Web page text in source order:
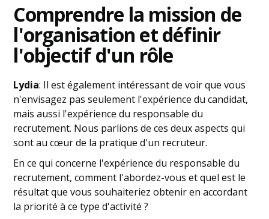
Comprendre la mission de
l'organisation et définir
l'objectif d'un rôle
Lydia: Il est également intéressant de voir que vous
n'envisagez pas seulement l'expérience du candidat,
mais aussi l'expérience du responsable du
recrutement. Nous parlions de ces deux aspects qui
sont au cœur de la pratique d'un recruteur.
En ce qui concerne l'expérience du responsable du
recrutement, comment l'abordez-vous et quel est le
résultat que vous souhaiteriez obtenir en accordant
la priorité à ce type d'activité ?